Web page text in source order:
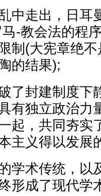
走出，日耳
-教会法的程
制(大宪章绝
的结果);
封建制度下
有独立政治力
起，共同夯实
主义得以发展
术传统，以
形成了现代学